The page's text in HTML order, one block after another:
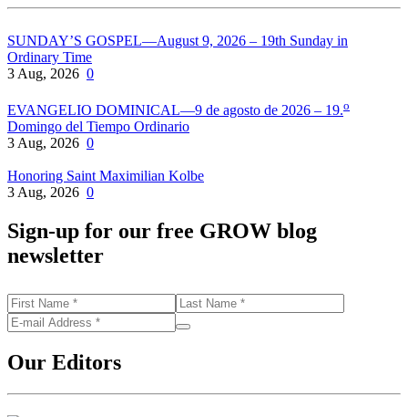
SUNDAY’S GOSPEL—August 9, 2026 – 19th Sunday in
Ordinary Time
3 Aug, 2026 0
EVANGELIO DOMINICAL—9 de agosto de 2026 – 19.o
Domingo del Tiempo Ordinario
3 Aug, 2026 0
Honoring Saint Maximilian Kolbe
3 Aug, 2026 0
Sign-up for our free GROW blog
newsletter
Our Editors